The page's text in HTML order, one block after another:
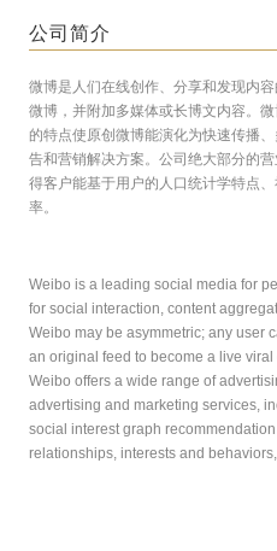
公司简介
微博是人们在线创作、分享和发现内
微博，并附加多媒体或长博文内容。
的特点使原创微博能演化为快速传播
告和营销解决方案。公司绝大部分的
得客户能基于用户的人口统计学特点
率。
Weibo is a leading social media for
for social interaction, content
Weibo may be asymmetric; any user
an original feed to become a live
Weibo offers a wide range of
advertising and marketing services,
social interest graph
relationships, interests and